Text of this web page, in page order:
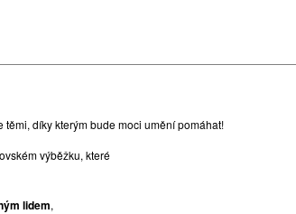
díky kterým bude moci umění pomáhat!
výběžku, které
lidem,